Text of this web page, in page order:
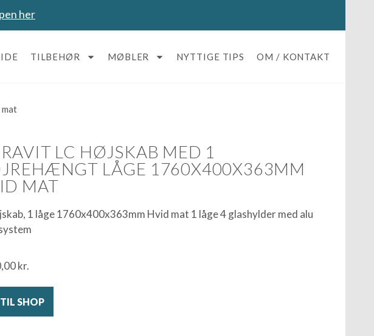
her
TILBEHØR MØBLER NYTTIGE TIPS OM / KONTAKT
LC HØJSKAB MED 1
LÅGE 1760X400X363MM
MAT
1 låge 1760x400x363mm Hvid mat 1 låge 4 glashylder med alu
kr.
SHOP